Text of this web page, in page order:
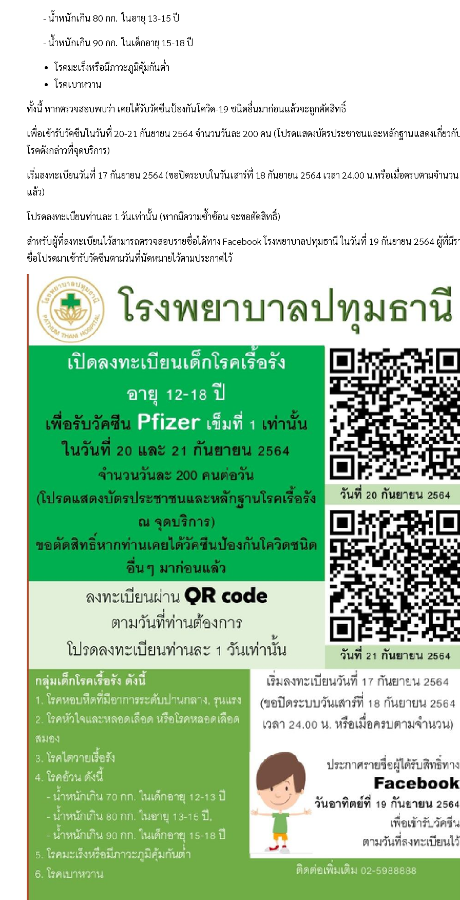
- น้ำหนักเกิน 80 กก. ในอายุ 13-15 ปี
- น้ำหนักเกิน 90 กก. ในเด็กอายุ 15-18 ปี
โรคมะเร็งหรือมีภาวะภูมิคุ้มกันต่ำ
โรคเบาหวาน
ทั้งนี้ หากตรวจสอบพบว่า เคยได้รับวัคซีนป้องกันโควิด-19 ชนิดอื่นมาก่อนแล้วจะถูกตัดสิทธิ์
เพื่อเข้ารับวัคซีนในวันที่ 20-21 กันยายน 2564 จำนวนวันละ 200 คน (โปรดแสดงบัตรประชาชนและหลักฐานแสดงเกี่ยวกั
โรคดังกล่าวที่จุดบริการ)
เริ่มลงทะเบียนวันที่ 17 กันยายน 2564 (ขอปิดระบบในวันเสาร์ที่ 18 กันยายน 2564 เวลา 24.00 น.หรือเมื่อครบตามจำนวน
แล้ว)
โปรดลงทะเบียนท่านละ 1 วันเท่านั้น (หากมีความซ้ำซ้อน จะขอตัดสิทธิ์)
สำหรับผู้ที่ลงทะเบียนไว้สามารถตรวจสอบรายชื่อได้ทาง Facebook โรงพยาบาลปทุมธานี ในวันที่ 19 กันยายน 2564 ผู้ที่มีร
ชื่อโปรดมาเข้ารับวัคซีนตามวันที่นัดหมายไว้ตามประกาศไว้